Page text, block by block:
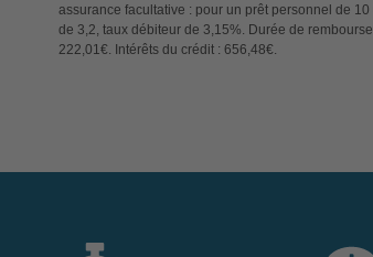
assurance facultative : pour un prêt personnel de
de 3,2, taux débiteur de 3,15%. Durée de
222,01€. Intérêts du crédit : 656,48€.